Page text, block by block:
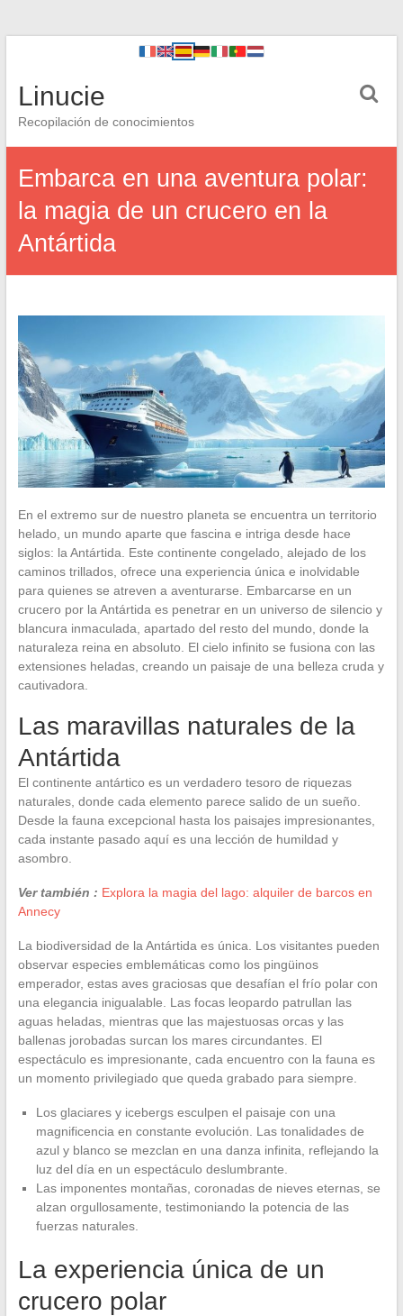
Linucie
Recopilación de conocimientos
Embarca en una aventura polar:
la magia de un crucero en la
Antártida
En el extremo sur de nuestro planeta se encuentra un territorio
helado, un mundo aparte que fascina e intriga desde hace
siglos: la Antártida. Este continente congelado, alejado de los
caminos trillados, ofrece una experiencia única e inolvidable
para quienes se atreven a aventurarse. Embarcarse en un
crucero por la Antártida es penetrar en un universo de silencio y
blancura inmaculada, apartado del resto del mundo, donde la
naturaleza reina en absoluto. El cielo infinito se fusiona con las
extensiones heladas, creando un paisaje de una belleza cruda y
cautivadora.
Las maravillas naturales de la
Antártida
El continente antártico es un verdadero tesoro de riquezas
naturales, donde cada elemento parece salido de un sueño.
Desde la fauna excepcional hasta los paisajes impresionantes,
cada instante pasado aquí es una lección de humildad y
asombro.
Ver también : Explora la magia del lago: alquiler de barcos en
Annecy
La biodiversidad de la Antártida es única. Los visitantes pueden
observar especies emblemáticas como los pingüinos
emperador, estas aves graciosas que desafían el frío polar con
una elegancia inigualable. Las focas leopardo patrullan las
aguas heladas, mientras que las majestuosas orcas y las
ballenas jorobadas surcan los mares circundantes. El
espectáculo es impresionante, cada encuentro con la fauna es
un momento privilegiado que queda grabado para siempre.
Los glaciares y icebergs esculpen el paisaje con una
magnificencia en constante evolución. Las tonalidades de
azul y blanco se mezclan en una danza infinita, reflejando la
luz del día en un espectáculo deslumbrante.
Las imponentes montañas, coronadas de nieves eternas, se
alzan orgullosamente, testimoniando la potencia de las
fuerzas naturales.
La experiencia única de un
crucero polar